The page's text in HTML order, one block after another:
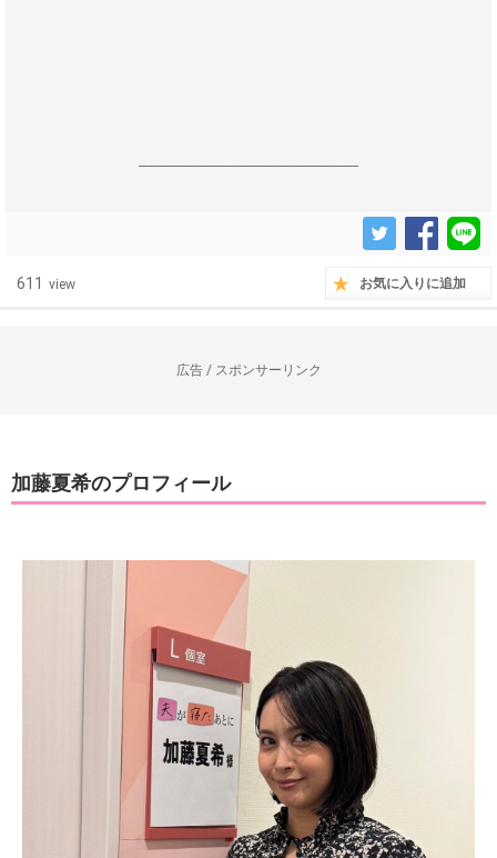
------------------------------------------------------------------
611 view お気に入りに追加
広告 / スポンサーリンク
加藤夏希のプロフィール